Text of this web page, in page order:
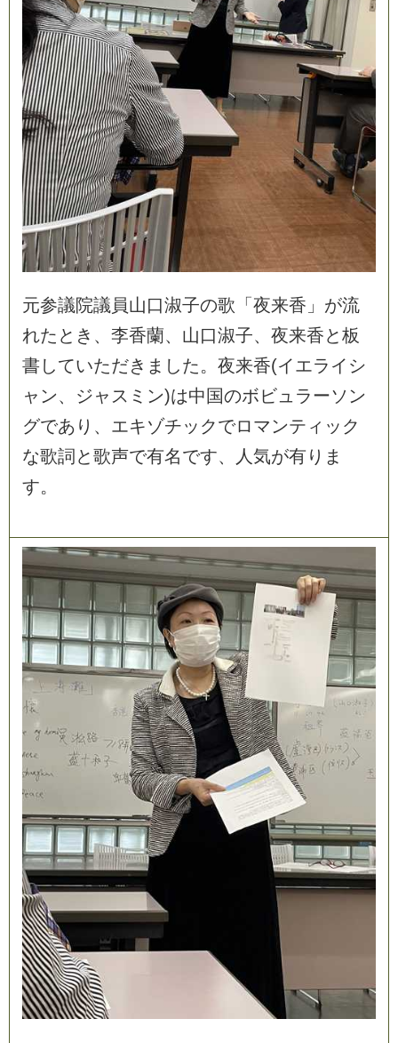
元参議院議 員山口淑子の歌 「夜来香 」 が流
れた と き 、 李香蘭、 山口淑子、 夜来香と板
書 していただき ま した。 夜来香(イエラ イ シ
ャ ン、 ジャ ス ミ ン)は中国のボビ ュ ラーソ ン
グであ り 、 エキゾチッ クでロマンテ ィ ッ ク
な歌詞と歌声で有名です、 人気が有り ま
す。